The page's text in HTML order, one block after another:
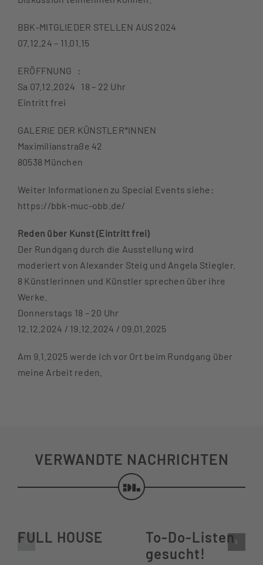
BBK-MITGLIEDER STELLEN AUS 2024
07.12.24 – 11.01.15
ERÖFFNUNG :
Sa 07.12.2024 18 – 22 Uhr
Eintritt frei
GALERIE DER KÜNSTLER*INNEN
Maximilianstraße 42
80538 München
Weiter Informationen zu Special Events siehe:
https://bbk-muc-obb.de/
Reden über Kunst (Eintritt frei)
Der Rundgang durch die Ausstellung wird
moderiert von Alexander Steig und Angela Stiegler.
8 Künstlerinnen und Künstler sprechen über ihre
Werke.
Donnerstags 18 – 20 Uhr
12.12.2024 / 19.12.2024 / 09.01.2025
Am 9.1.2025 werde ich vor Ort beim Rundgang über
meine Arbeit reden.
VERWANDTE NACHRICHTEN
FULL HOUSE
To-Do-Listen
gesucht!